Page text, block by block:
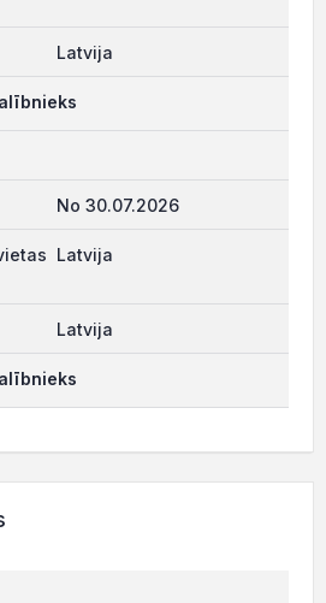
Latvija
No 30.07.2026
Latvija
Latvija